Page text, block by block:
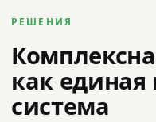
РЕШЕНИЯ
как
система